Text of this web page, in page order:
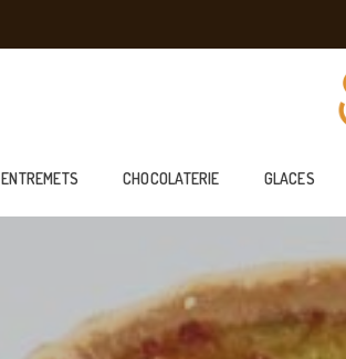
ENTREMETS CHOCOLATERIE GLACES